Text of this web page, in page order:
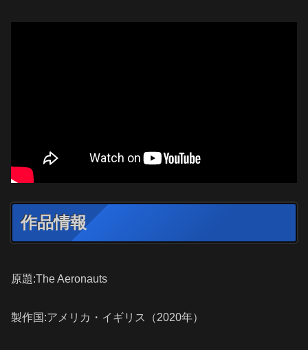
作品情報
原題:The Aeronauts
製作国:アメリカ・イギリス（2020年）